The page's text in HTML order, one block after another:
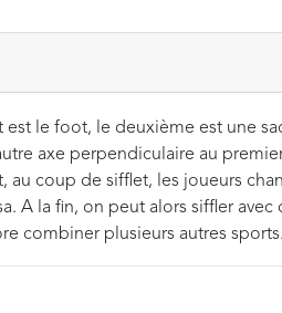
le foot, le deuxième est une
axe perpendiculaire au
coup de sifflet, les joueurs
A la fin, on peut alors siffler avec
combiner plusieurs autres sports.